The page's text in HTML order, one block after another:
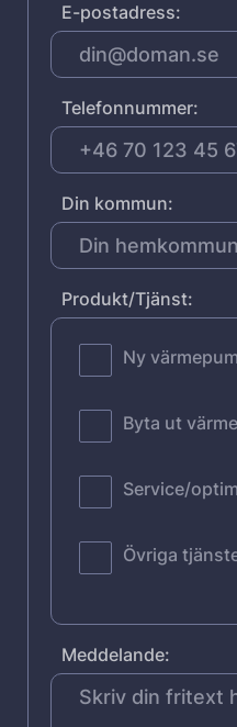
E-postadress:
Telefonnummer:
Din kommun:
Produkt/Tjänst:
Ny
Byta ut
Service/
Övriga
Meddelande: